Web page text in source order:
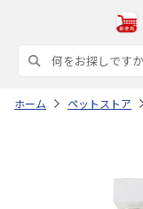
ホーム ペットストア